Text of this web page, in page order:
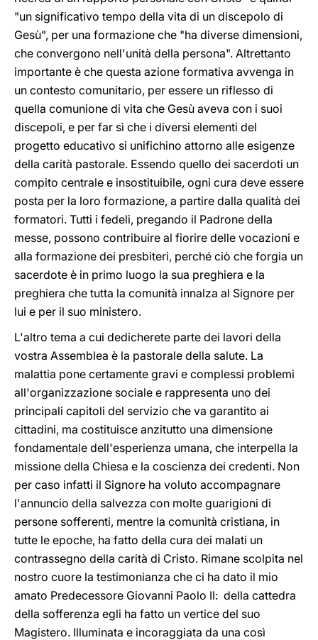
"un significativo tempo della vita di un discepolo di
Gesù", per una formazione che "ha diverse dimensioni,
che convergono nell'unità della persona". Altrettanto
importante è che questa azione formativa avvenga in
un contesto comunitario, per essere un riflesso di
quella comunione di vita che Gesù aveva con i suoi
discepoli, e per far sì che i diversi elementi del
progetto educativo si unifichino attorno alle esigenze
della carità pastorale. Essendo quello dei sacerdoti un
compito centrale e insostituibile, ogni cura deve essere
posta per la loro formazione, a partire dalla qualità dei
formatori. Tutti i fedeli, pregando il Padrone della
messe, possono contribuire al fiorire delle vocazioni e
alla formazione dei presbiteri, perché ciò che forgia un
sacerdote è in primo luogo la sua preghiera e la
preghiera che tutta la comunità innalza al Signore per
lui e per il suo ministero.
L'altro tema a cui dedicherete parte dei lavori della
vostra Assemblea è la pastorale della salute. La
malattia pone certamente gravi e complessi problemi
all'organizzazione sociale e rappresenta uno dei
principali capitoli del servizio che va garantito ai
cittadini, ma costituisce anzitutto una dimensione
fondamentale dell'esperienza umana, che interpella la
missione della Chiesa e la coscienza dei credenti. Non
per caso infatti il Signore ha voluto accompagnare
l'annuncio della salvezza con molte guarigioni di
persone sofferenti, mentre la comunità cristiana, in
tutte le epoche, ha fatto della cura dei malati un
contrassegno della carità di Cristo. Rimane scolpita nel
nostro cuore la testimonianza che ci ha dato il mio
amato Predecessore Giovanni Paolo II: della cattedra
della sofferenza egli ha fatto un vertice del suo
Magistero. Illuminata e incoraggiata da una così